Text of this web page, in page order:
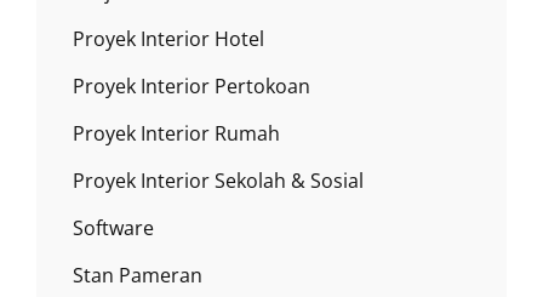
Proyek Interior Hotel
Proyek Interior Pertokoan
Proyek Interior Rumah
Proyek Interior Sekolah & Sosial
Software
Stan Pameran